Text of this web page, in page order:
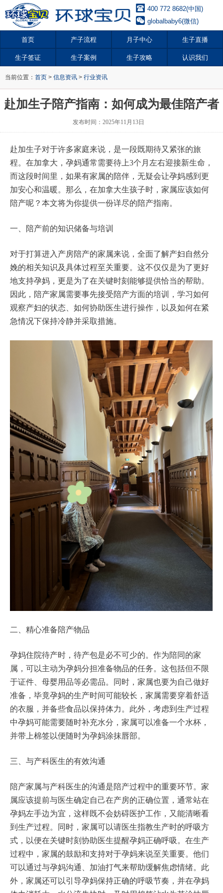
400 772 8682(中国)
globalbaby6(微信)
首页 产子流程 月子中心 生子直播
生子签证 生子案例 生子攻略 认识我们
当前位置： 首页 > 信息资讯 > 行业资讯
赴加生子陪产指南：如何成为最佳陪产者
发布时间：2025年11月13日
赴加生子对于许多家庭来说，是一段既期待又紧张的旅
程。在加拿大，孕妈通常需要待上3个月左右迎接新生命，
而这段时间里，如果有家属的陪伴，无疑会让孕妈感到更
加安心和温暖。那么，在加拿大生孩子时，家属应该如何
陪产呢？本文将为你提供一份详尽的陪产指南。
一、陪产前的知识储备与培训
对于打算进入产房陪产的家属来说，全面了解产妇自然分
娩的相关知识及具体过程至关重要。这不仅仅是为了更好
地支持孕妈，更是为了在关键时刻能够提供恰当的帮助。
因此，陪产家属需要事先接受陪产方面的培训，学习如何
观察产妇的状态、如何协助医生进行操作，以及如何在紧
急情况下保持冷静并采取措施。
二、精心准备陪产物品
孕妈住院待产时，待产包是必不可少的。作为陪同的家
属，可以主动为孕妈分担准备物品的任务。这包括但不限
于证件、母婴用品等必需品。同时，家属也要为自己做好
准备，毕竟孕妈的生产时间可能较长，家属需要穿着舒适
的衣服，并备些食品以保持体力。此外，考虑到生产过程
中孕妈可能需要随时补充水分，家属可以准备一个水杯，
并带上棉签以便随时为孕妈涂抹唇部。
三、与产科医生的有效沟通
陪产家属与产科医生的沟通是陪产过程中的重要环节。家
属应该提前与医生确定自己在产房的正确位置，通常站在
孕妈左手边为宜，这样既不会妨碍医护工作，又能清晰看
到生产过程。同时，家属可以请医生指教生产时的呼吸方
式，以便在关键时刻协助医生提醒孕妈正确呼吸。在生产
过程中，家属的鼓励和支持对于孕妈来说至关重要。他们
可以通过与孕妈沟通、加油打气来帮助缓解焦虑情绪。此
外，家属还可以引导孕妈保持正确的呼吸节奏，并在孕妈